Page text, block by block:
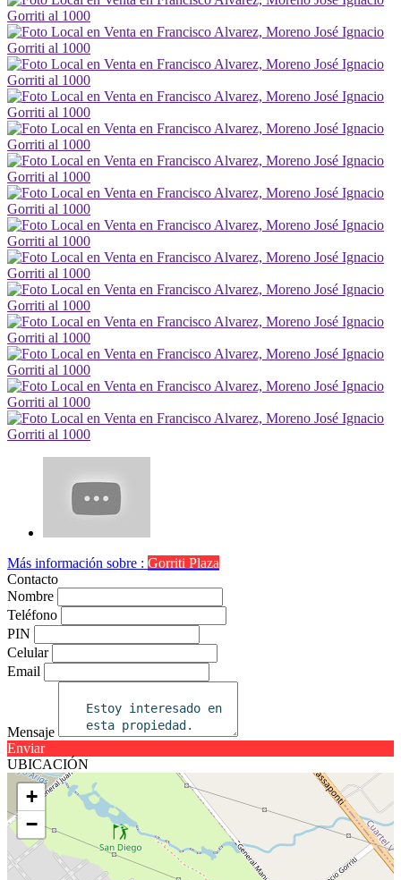
Más información sobre : Gorriti Plaza
Contacto
Nombre
Teléfono
PIN
Celular
Email
Mensaje
Enviar
UBICACIÓN
+
−